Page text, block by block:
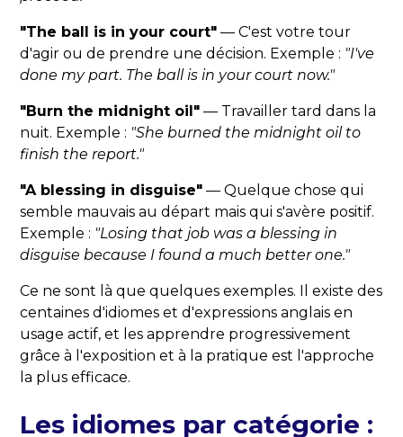
"The ball is in your court" — C'est votre tour
d'agir ou de prendre une décision. Exemple : "I've
done my part. The ball is in your court now."
"Burn the midnight oil" — Travailler tard dans la
nuit. Exemple : "She burned the midnight oil to
finish the report."
"A blessing in disguise" — Quelque chose qui
semble mauvais au départ mais qui s'avère positif.
Exemple : "Losing that job was a blessing in
disguise because I found a much better one."
Ce ne sont là que quelques exemples. Il existe des
centaines d'idiomes et d'expressions anglais en
usage actif, et les apprendre progressivement
grâce à l'exposition et à la pratique est l'approche
la plus efficace.
Les idiomes par catégorie :